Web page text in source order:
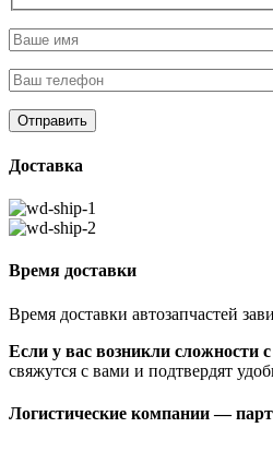
Доставка
Время доставки
Время доставки автозапчастей
Если у вас возникли сложности
свяжутся с вами и подтвердят
Логистические компании —